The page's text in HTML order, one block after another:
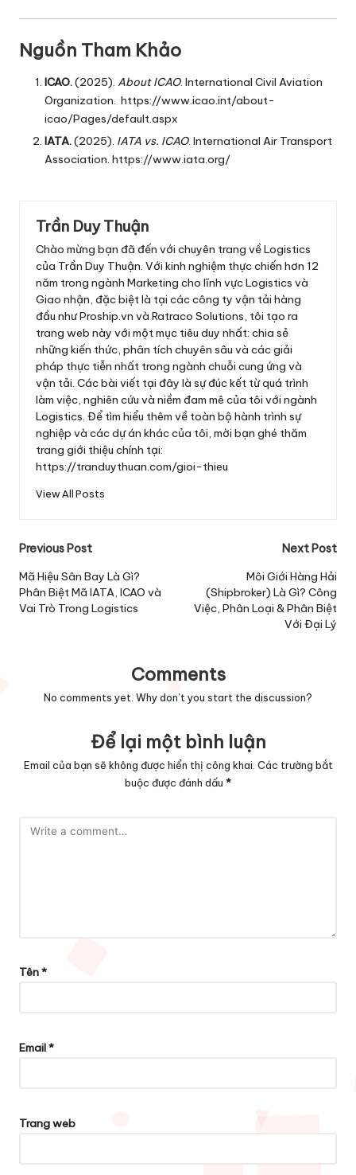
Nguồn Tham Khảo
ICAO.(2025). About ICAO. International Civil Aviation
Organization. https://www.icao.int/about-
icao/Pages/default.aspx
IATA.(2025). IATA vs. ICAO. International Air Transport
Association. https://www.iata.org/
Trần Duy Thuận
Chào mừng bạn đã đến với chuyên trang về Logistics
của Trần Duy Thuận. Với kinh nghiệm thực chiến hơn 12
năm trong ngành Marketing cho lĩnh vực Logistics và
Giao nhận, đặc biệt là tại các công ty vận tải hàng
đầu như Proship.vn và Ratraco Solutions, tôi tạo ra
trang web này với một mục tiêu duy nhất: chia sẻ
những kiến thức, phân tích chuyên sâu và các giải
pháp thực tiễn nhất trong ngành chuỗi cung ứng và
vận tải. Các bài viết tại đây là sự đúc kết từ quá trình
làm việc, nghiên cứu và niềm đam mê của tôi với ngành
Logistics. Để tìm hiểu thêm về toàn bộ hành trình sự
nghiệp và các dự án khác của tôi, mời bạn ghé thăm
trang giới thiệu chính tại:
https://tranduythuan.com/gioi-thieu
View All Posts
Post
navigation
Previous Post
Mã Hiệu Sân Bay Là Gì?
Phân Biệt Mã IATA, ICAO và
Vai Trò Trong Logistics
Next Post
Môi Giới Hàng Hải
(Shipbroker) Là Gì? Công
Việc, Phân Loại & Phân Biệt
Với Đại Lý
Comments
No comments yet. Why don’t you start the discussion?
Để lại một bình luận
Email của bạn sẽ không được hiển thị công khai. Các trường bắt
buộc được đánh dấu *
Tên*
Email*
Trang web